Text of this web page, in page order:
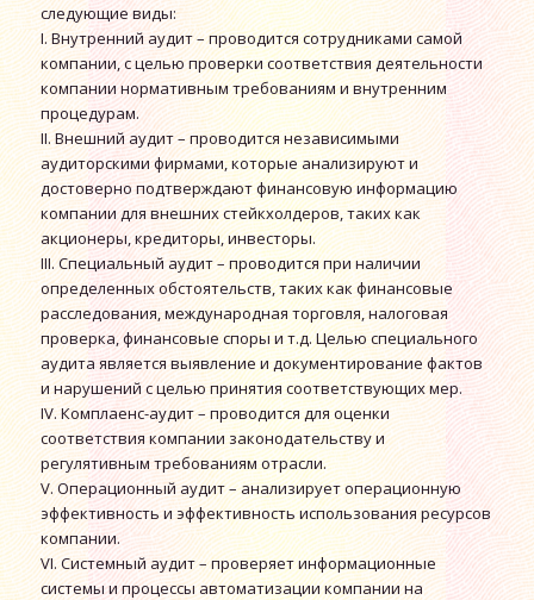
следующие виды:
I. Внутренний аудит – проводится сотрудниками самой
компании, с целью проверки соответствия деятельности
компании нормативным требованиям и внутренним
процедурам.
II. Внешний аудит – проводится независимыми
аудиторскими фирмами, которые анализируют и
достоверно подтверждают финансовую информацию
компании для внешних стейкхолдеров, таких как
акционеры, кредиторы, инвесторы.
III. Специальный аудит – проводится при наличии
определенных обстоятельств, таких как финансовые
расследования, международная торговля, налоговая
проверка, финансовые споры и т.д. Целью специального
аудита является выявление и документирование фактов
и нарушений с целью принятия соответствующих мер.
IV. Комплаенс-аудит – проводится для оценки
соответствия компании законодательству и
регулятивным требованиям отрасли.
V. Операционный аудит – анализирует операционную
эффективность и эффективность использования ресурсов
компании.
VI. Системный аудит – проверяет информационные
системы и процессы автоматизации компании на